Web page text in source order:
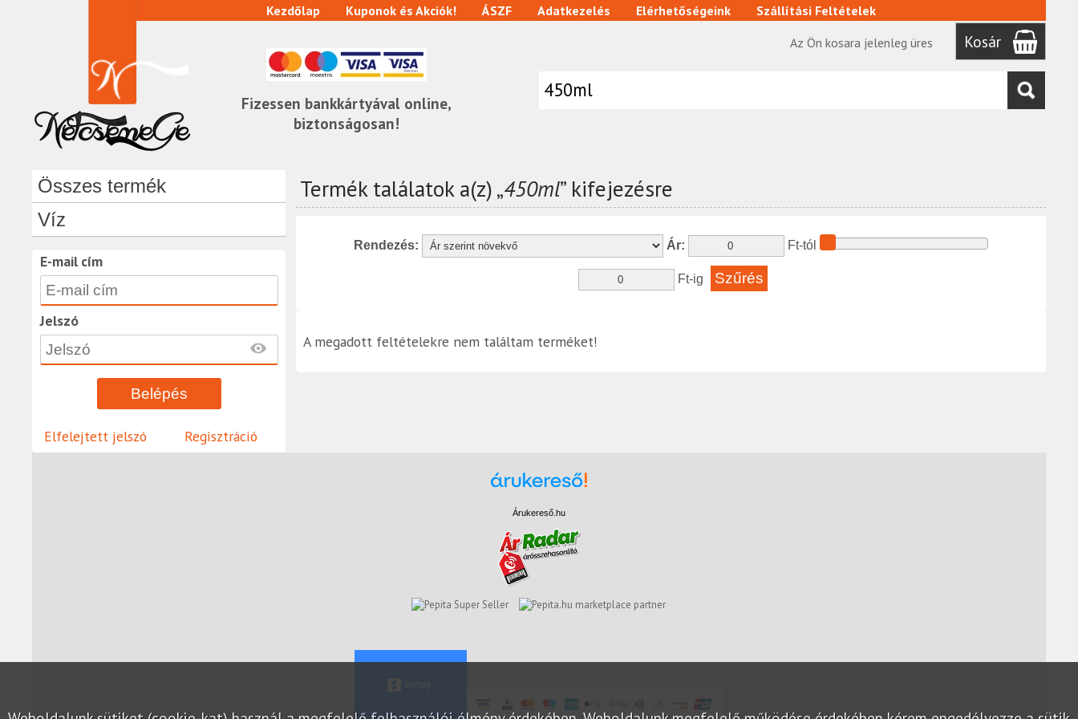
Fizessen bankkártyával online,
biztonságosan!
Kezdőlap Kuponok és Akciók! ÁSZF Adatkezelés Elérhetőségeink
Szállítási Feltételek
Az Ön kosara jelenleg üres
Kosár
Összes termék
Víz
E-mail cím
Jelszó
Elfelejtett jelszó Regisztráció
Termék találatok a(z) „450ml” kifejezésre
Rendezés: Ár: Ft-tól
Ft-ig
A megadott feltételekre nem találtam terméket!
Árukereső.hu
marketplace partner